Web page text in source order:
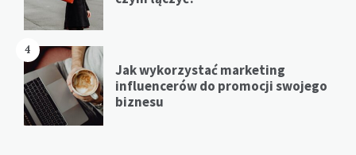
4
Jak wykorzystać marketing
influencerów do promocji swojego
biznesu